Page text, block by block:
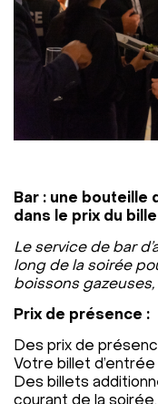
Bar : une bouteille
dans le prix du
Le service de bar
long de la soirée
boissons
Prix de présence :
Des prix de
Votre billet
Des billets